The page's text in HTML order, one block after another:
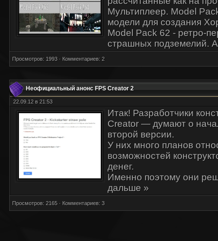
Мультиплеер. Model
модели для создания
Model Pack 62 - ретро-
страшных подземелий.
Просмотров: 1993 · Комментариев: 2
Неофициальный анонс FPS Creator 2
22.09.12 в 21:53
Итак! Разработчики
Creator — думают о
второй версии.
У них много планов
возможностей
денег.
Именно поэтому они
дальше »
Просмотров: 2165 · Комментариев: 3